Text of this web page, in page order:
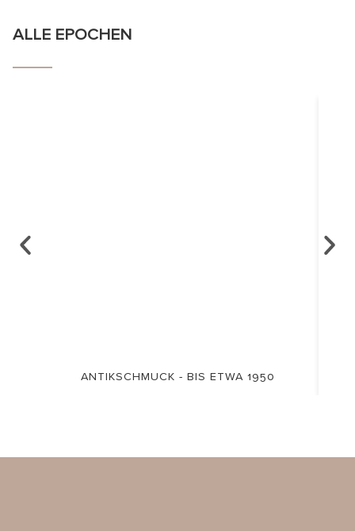
ALLE EPOCHEN
ANTIKSCHMUCK - BIS ETWA 1950